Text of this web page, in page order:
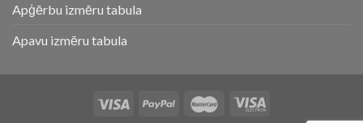
Apģērbu izmēru tabula
Apavu izmēru tabula